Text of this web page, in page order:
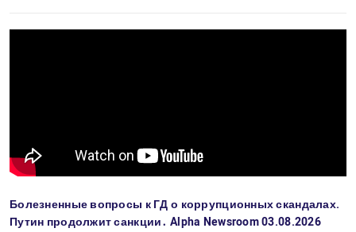
Болезненные вопросы к ГД о коррупционных скандалах.
Путин продолжит санкции․ Alpha Newsroom 03.08.2026